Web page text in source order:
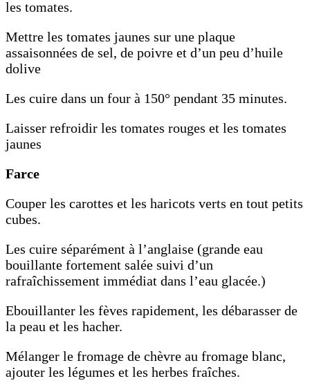
les tomates.
Mettre les tomates jaunes sur une plaque
assaisonnées de sel, de poivre et d’un peu d’huile
dolive
Les cuire dans un four à 150° pendant 35 minutes.
Laisser refroidir les tomates rouges et les tomates
jaunes
Farce
Couper les carottes et les haricots verts en tout petits
cubes.
Les cuire séparément à l’anglaise (grande eau
bouillante fortement salée suivi d’un
rafraîchissement immédiat dans l’eau glacée.)
Ebouillanter les fèves rapidement, les débarasser de
la peau et les hacher.
Mélanger le fromage de chèvre au fromage blanc,
ajouter les légumes et les herbes fraîches.